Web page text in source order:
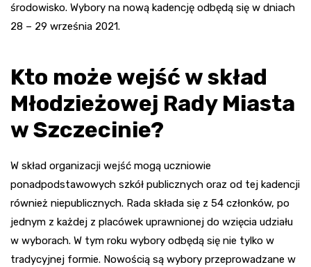
środowisko. Wybory na nową kadencję odbędą się w dniach
28 – 29 września 2021.
Kto może wejść w skład
Młodzieżowej Rady Miasta
w Szczecinie?
W skład organizacji wejść mogą uczniowie
ponadpodstawowych szkół publicznych oraz od tej kadencji
również niepublicznych. Rada składa się z 54 członków, po
jednym z każdej z placówek uprawnionej do wzięcia udziału
w wyborach. W tym roku wybory odbędą się nie tylko w
tradycyjnej formie. Nowością są wybory przeprowadzane w